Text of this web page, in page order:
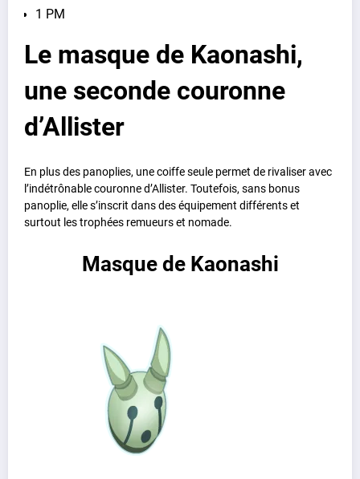
1 PM
Le masque de Kaonashi,
une seconde couronne
d’Allister
En plus des panoplies, une coiffe seule permet de rivaliser avec
l’indétrônable couronne d’Allister. Toutefois, sans bonus
panoplie, elle s’inscrit dans des équipement différents et
surtout les trophées remueurs et nomade.
Masque de Kaonashi